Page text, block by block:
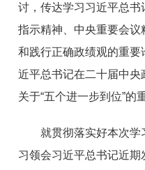
讨，传达学习习近平总
指示精神、中央重要会
和践行正确政绩观的重要
近平总书记在二十届中
关于“五个进一步到位”的
就贯彻落实好本次
习领会习近平总书记近